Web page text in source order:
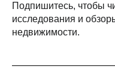
Подпишитесь, чтобы
исследования и
недвижимости.